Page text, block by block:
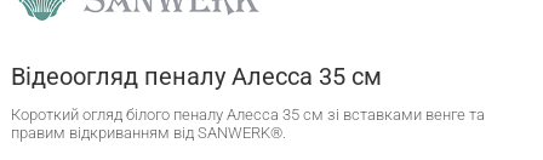
Відеоогляд пеналу Алесса 35 см
Короткий огляд білого пеналу Алесса 35 см зі вставками венге та
правим відкриванням від SANWERK®.